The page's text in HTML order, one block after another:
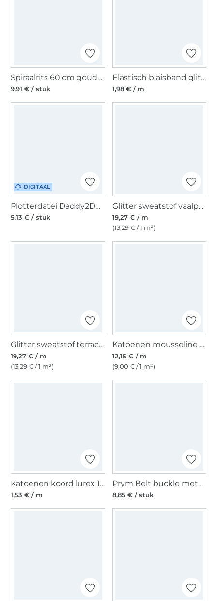
Spiraalrits 60 cm goudkleurig
9,91 € / stuk
Elastisch biaisband glitter, taupe
1,98 € / m
DIGITAAL
Plotterdatei Daddy2Design Das Leben glitzert, duits
5,13 € / stuk
Glitter sweatstof vaalpaars gemêleerd
19,27 € / m
(13,29 € / 1 m²)
Glitter sweatstof terracotta gemêleerd
19,27 € / m
(13,29 € / 1 m²)
Katoenen mousseline double gauze golden dots, antracietgrijs
12,15 € / m
(9,00 € / 1 m²)
Katoenen koord lurex 10 mm, gebroken wit
1,53 € / m
Prym Belt buckle metal 40 mm, zilverkleurig-mat
8,85 € / stuk